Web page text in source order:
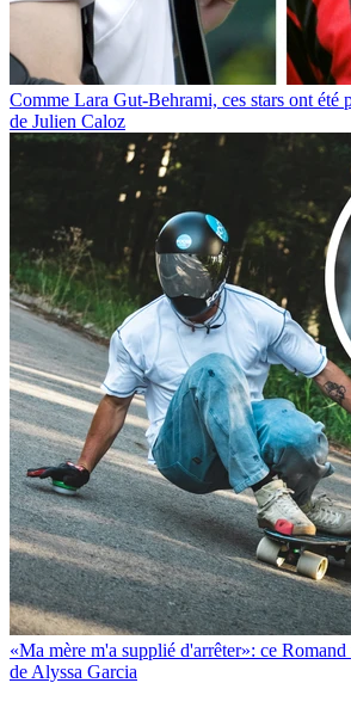
Comme Lara Gut-Behrami, ces stars ont été
de Julien Caloz
«Ma mère m'a supplié d'arrêter»: ce
de Alyssa Garcia